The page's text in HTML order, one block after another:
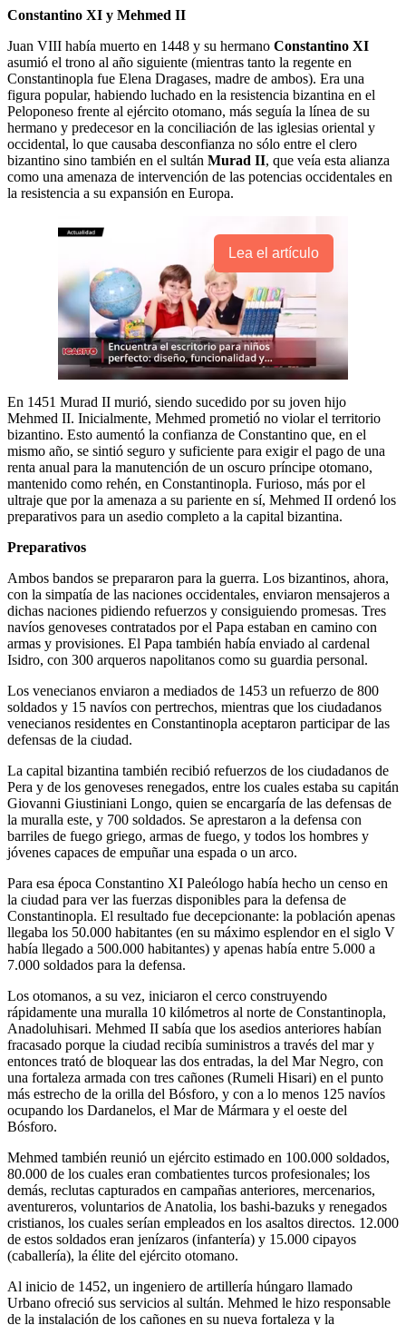
Constantino XI y Mehmed II
Juan VIII había muerto en 1448 y su hermano Constantino XI
asumió el trono al año siguiente (mientras tanto la regente en
Constantinopla fue Elena Dragases, madre de ambos). Era una
figura popular, habiendo luchado en la resistencia bizantina en el
Peloponeso frente al ejército otomano, más seguía la línea de su
hermano y predecesor en la conciliación de las iglesias oriental y
occidental, lo que causaba desconfianza no sólo entre el clero
bizantino sino también en el sultán Murad II, que veía esta alianza
como una amenaza de intervención de las potencias occidentales en
la resistencia a su expansión en Europa.
Lea el artículo
En 1451 Murad II murió, siendo sucedido por su joven hijo
Mehmed II. Inicialmente, Mehmed prometió no violar el territorio
bizantino. Esto aumentó la confianza de Constantino que, en el
mismo año, se sintió seguro y suficiente para exigir el pago de una
renta anual para la manutención de un oscuro príncipe otomano,
mantenido como rehén, en Constantinopla. Furioso, más por el
ultraje que por la amenaza a su pariente en sí, Mehmed II ordenó los
preparativos para un asedio completo a la capital bizantina.
Preparativos
Ambos bandos se prepararon para la guerra. Los bizantinos, ahora,
con la simpatía de las naciones occidentales, enviaron mensajeros a
dichas naciones pidiendo refuerzos y consiguiendo promesas. Tres
navíos genoveses contratados por el Papa estaban en camino con
armas y provisiones. El Papa también había enviado al cardenal
Isidro, con 300 arqueros napolitanos como su guardia personal.
Los venecianos enviaron a mediados de 1453 un refuerzo de 800
soldados y 15 navíos con pertrechos, mientras que los ciudadanos
venecianos residentes en Constantinopla aceptaron participar de las
defensas de la ciudad.
La capital bizantina también recibió refuerzos de los ciudadanos de
Pera y de los genoveses renegados, entre los cuales estaba su capitán
Giovanni Giustiniani Longo, quien se encargaría de las defensas de
la muralla este, y 700 soldados. Se aprestaron a la defensa con
barriles de fuego griego, armas de fuego, y todos los hombres y
jóvenes capaces de empuñar una espada o un arco.
Para esa época Constantino XI Paleólogo había hecho un censo en
la ciudad para ver las fuerzas disponibles para la defensa de
Constantinopla. El resultado fue decepcionante: la población apenas
llegaba los 50.000 habitantes (en su máximo esplendor en el siglo V
había llegado a 500.000 habitantes) y apenas había entre 5.000 a
7.000 soldados para la defensa.
Los otomanos, a su vez, iniciaron el cerco construyendo
rápidamente una muralla 10 kilómetros al norte de Constantinopla,
Anadoluhisari. Mehmed II sabía que los asedios anteriores habían
fracasado porque la ciudad recibía suministros a través del mar y
entonces trató de bloquear las dos entradas, la del Mar Negro, con
una fortaleza armada con tres cañones (Rumeli Hisari) en el punto
más estrecho de la orilla del Bósforo, y con a lo menos 125 navíos
ocupando los Dardanelos, el Mar de Mármara y el oeste del
Bósforo.
Mehmed también reunió un ejército estimado en 100.000 soldados,
80.000 de los cuales eran combatientes turcos profesionales; los
demás, reclutas capturados en campañas anteriores, mercenarios,
aventureros, voluntarios de Anatolia, los bashi-bazuks y renegados
cristianos, los cuales serían empleados en los asaltos directos. 12.000
de estos soldados eran jenízaros (infantería) y 15.000 cipayos
(caballería), la élite del ejército otomano.
Al inicio de 1452, un ingeniero de artillería húngaro llamado
Urbano ofreció sus servicios al sultán. Mehmed le hizo responsable
de la instalación de los cañones en su nueva fortaleza y la